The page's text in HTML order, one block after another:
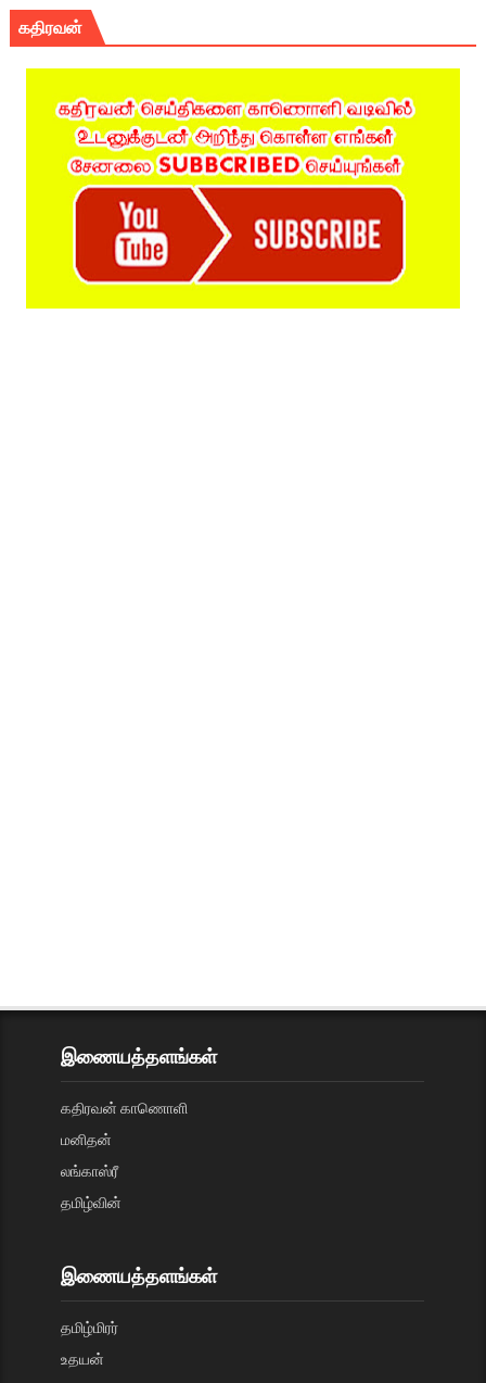
கதிரவன்
இணையத்தளங்கள்
கதிரவன் காணொளி
மனிதன்
லங்காஸ்ரீ
தமிழ்வின்
இணையத்தளங்கள்
தமிழ்மிரர்
உதயன்